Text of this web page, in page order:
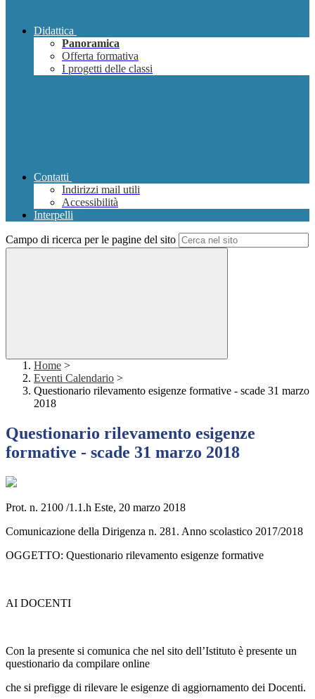
Didattica
Panoramica
Offerta formativa
I progetti delle classi
Contatti
Indirizzi mail utili
Accessibilità
Interpelli
Campo di ricerca per le pagine del sito
Home >
Eventi Calendario >
Questionario rilevamento esigenze formative - scade 31 marzo
2018
Questionario rilevamento esigenze
formative - scade 31 marzo 2018
Prot. n. 2100 /1.1.h Este, 20 marzo 2018
Comunicazione della Dirigenza n. 281. Anno scolastico 2017/2018
OGGETTO: Questionario rilevamento esigenze formative
AI DOCENTI
Con la presente si comunica che nel sito dell’Istituto è presente un
questionario da compilare online
che si prefigge di rilevare le esigenze di aggiornamento dei Docenti.